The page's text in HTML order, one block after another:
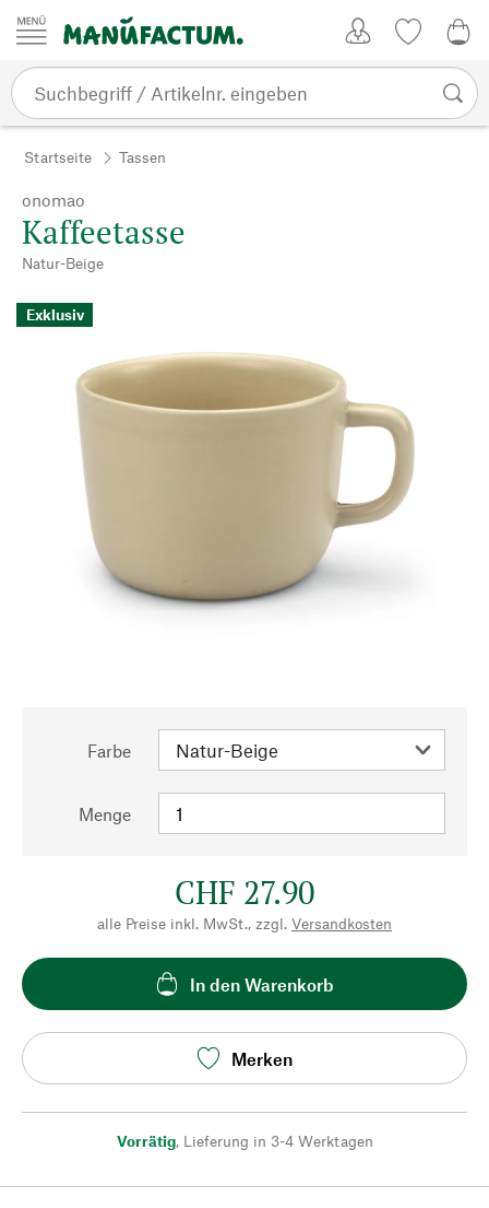
Zum Inhalt springen
Startseite Tassen
onomao
Kaffeetasse
Natur-Beige
Exklusiv
Farbe
Menge
CHF 27.90
alle Preise inkl. MwSt., zzgl. Versandkosten
In den Warenkorb
Merken
Vorrätig, Lieferung in 3-4 Werktagen